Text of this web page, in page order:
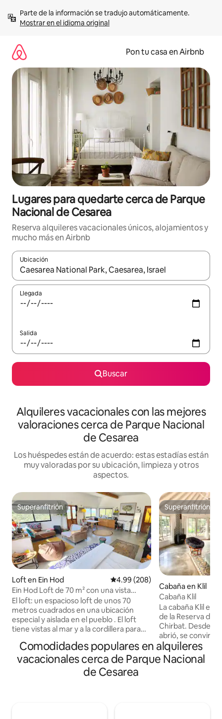
contenidoMostrar en el idioma original
Pon tu casa en Airbnb
Lugares para quedarte cerca de Parque
Nacional de Cesarea
Reserva alquileres vacacionales únicos, alojamientos y
mucho más en Airbnb
Ubicación
Cuando los resultados estén disponibles, navega con las
Llegada
Salida
Buscar
Alquileres vacacionales con las mejores
valoraciones cerca de Parque Nacional
de Cesarea
Los huéspedes están de acuerdo: estas estadías están
muy valoradas por su ubicación, limpieza y otros
aspectos.
Superanfitrión
Superanfitrión
Loft en Ein Hod Calificación promedio: 4.99 de
4.99 (208)
Ein Hod Loft de 70 m² con una vista
panorámica mágica y espectacular del
mar y la montaña
El loft: un espacioso loft de unos 70
metros cuadrados en una ubicación
especial y aislada en el pueblo . El loft
tiene vistas al mar y a la cordillera para
puestas de sol espectaculares. El interior
del loft está decorado con materiales
naturales con perímetros que iluminan el
espacio y establecen una sensación
Superanfitrión
Superanfitrión
Cabaña en Klil
Cabaña Klil
La cabaña Klil
de la Reserva de
Chirbat. Desde el momento en que se
abrió, se convirtió
destinaciones
región, ya que
viajeros.
Comodidades populares en alquileres
vacacionales cerca de Parque Nacional
de Cesarea